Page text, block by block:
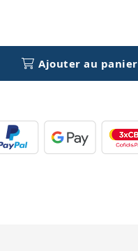
Ajouter au panier